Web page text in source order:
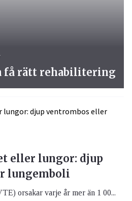
eller lungor: djup
lungemboli
orsakar varje år mer än 1 00...
få rätt rehabilitering